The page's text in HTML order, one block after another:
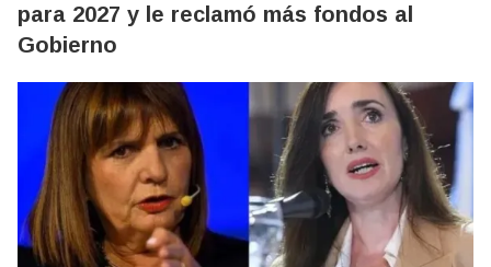
para 2027 y le reclamó más fondos al
Gobierno